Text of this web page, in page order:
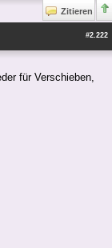
Zitieren
#2.222
für Verschieben,